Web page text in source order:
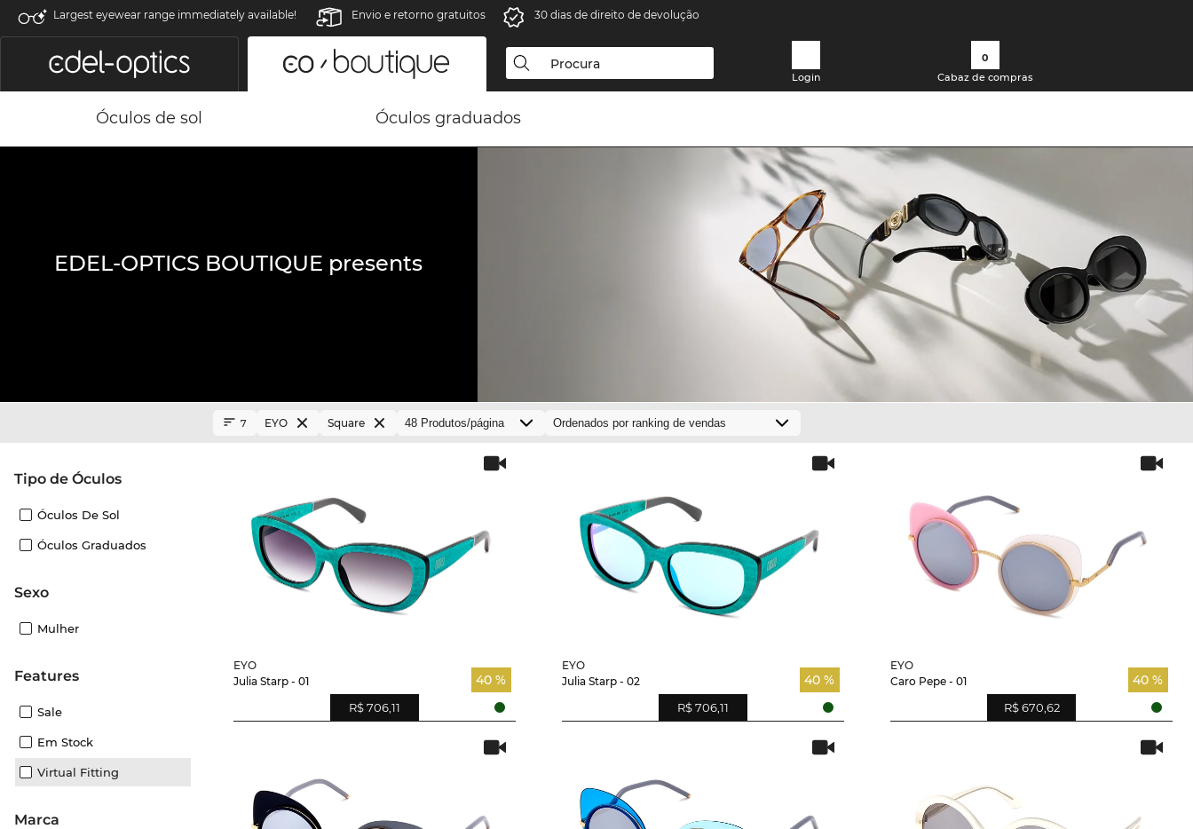
Largest eyewear range immediately available! Envio e retorno gratuitos 30 dias de direito de devolução
Login
0
Cabaz de compras
Óculos de sol Óculos graduados
EDEL-OPTICS BOUTIQUE presents
Tipo de Óculos
Óculos De Sol
Óculos Graduados
Sexo
Mulher
Features
Sale
Em Stock
Virtual Fitting
Marca
7 EYO Square
EYO
Julia Starp - 01
40 %
R$ 706,11
EYO
Julia Starp - 02
40 %
R$ 706,11
EYO
Caro Pepe - 01
40 %
R$ 670,62